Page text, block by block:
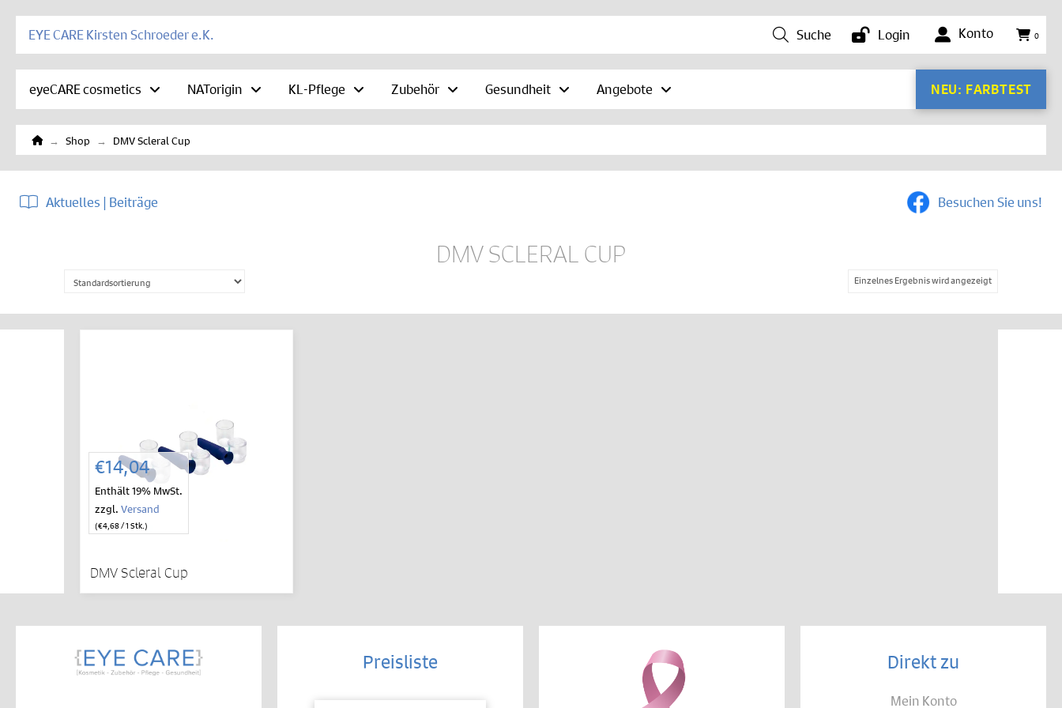
EYE CARE Kirsten Schroeder e.K. Suche Login Konto 0
eyeCARE cosmetics NATorigin KL-Pflege Zubehör Gesundheit Angebote NEU: FARBTEST
Home
→ Shop → DMV Scleral Cup
Aktuelles | Beiträge Besuchen Sie uns!
DMV SCLERAL CUP
Einzelnes Ergebnis wird angezeigt
€14,04
Enthält 19% MwSt.
zzgl. Versand
(€4,68/ 1 Stk.)
DMV Scleral Cup
Preisliste Direkt zu
Mein Konto